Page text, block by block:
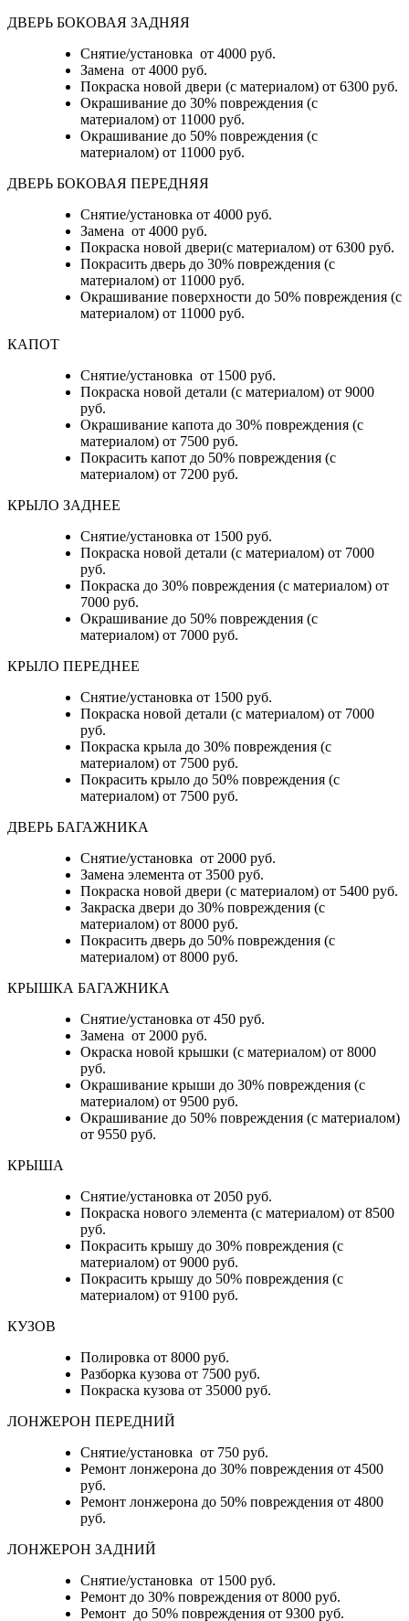
ДВЕРЬ БОКОВАЯ ЗАДНЯЯ
Снятие/установка от 4000 руб.
Замена от 4000 руб.
Покраска новой двери (с материалом) от 6300 руб.
Окрашивание до 30% повреждения (с
материалом) от 11000 руб.
Окрашивание до 50% повреждения (с
материалом) от 11000 руб.
ДВЕРЬ БОКОВАЯ ПЕРЕДНЯЯ
Снятие/установка от 4000 руб.
Замена от 4000 руб.
Покраска новой двери(с материалом) от 6300 руб.
Покрасить дверь до 30% повреждения (с
материалом) от 11000 руб.
Окрашивание поверхности до 50% повреждения (с
материалом) от 11000 руб.
КАПОТ
Снятие/установка от 1500 руб.
Покраска новой детали (с материалом) от 9000
руб.
Окрашивание капота до 30% повреждения (с
материалом) от 7500 руб.
Покрасить капот до 50% повреждения (с
материалом) от 7200 руб.
КРЫЛО ЗАДНЕЕ
Снятие/установка от 1500 руб.
Покраска новой детали (с материалом) от 7000
руб.
Покраска до 30% повреждения (с материалом) от
7000 руб.
Окрашивание до 50% повреждения (с
материалом) от 7000 руб.
КРЫЛО ПЕРЕДНЕЕ
Снятие/установка от 1500 руб.
Покраска новой детали (с материалом) от 7000
руб.
Покраска крыла до 30% повреждения (с
материалом) от 7500 руб.
Покрасить крыло до 50% повреждения (с
материалом) от 7500 руб.
ДВЕРЬ БАГАЖНИКА
Снятие/установка от 2000 руб.
Замена элемента от 3500 руб.
Покраска новой двери (с материалом) от 5400 руб.
Закраска двери до 30% повреждения (с
материалом) от 8000 руб.
Покрасить дверь до 50% повреждения (с
материалом) от 8000 руб.
КРЫШКА БАГАЖНИКА
Снятие/установка от 450 руб.
Замена от 2000 руб.
Окраска новой крышки (с материалом) от 8000
руб.
Окрашивание крыши до 30% повреждения (с
материалом) от 9500 руб.
Окрашивание до 50% повреждения (с материалом)
от 9550 руб.
КРЫША
Снятие/установка от 2050 руб.
Покраска нового элемента (с материалом) от 8500
руб.
Покрасить крышу до 30% повреждения (с
материалом) от 9000 руб.
Покрасить крышу до 50% повреждения (с
материалом) от 9100 руб.
КУЗОВ
Полировка от 8000 руб.
Разборка кузова от 7500 руб.
Покраска кузова от 35000 руб.
ЛОНЖЕРОН ПЕРЕДНИЙ
Снятие/установка от 750 руб.
Ремонт лонжерона до 30% повреждения от 4500
руб.
Ремонт лонжерона до 50% повреждения от 4800
руб.
ЛОНЖЕРОН ЗАДНИЙ
Снятие/установка от 1500 руб.
Ремонт до 30% повреждения от 8000 руб.
Ремонт до 50% повреждения от 9300 руб.